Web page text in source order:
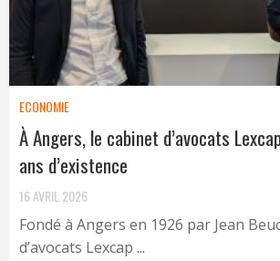
ECONOMIE
À Angers, le cabinet d’avocats
ans d’existence
16 AVRIL 2026
Fondé à Angers en 1926 par Jean
d’avocats Lexcap ...